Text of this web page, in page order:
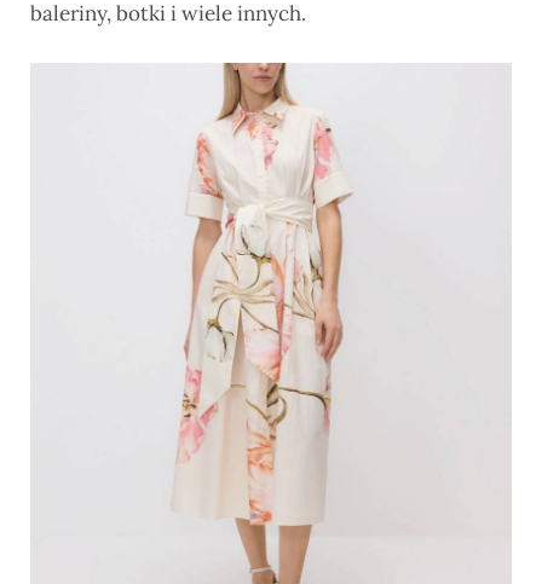
baleriny, botki i wiele innych.